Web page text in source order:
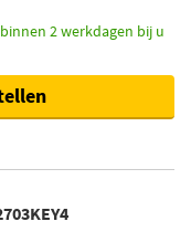
2 werkdagen bij u